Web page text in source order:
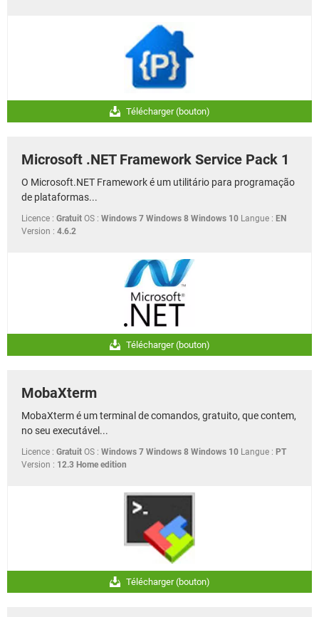
Télécharger (bouton)
Microsoft .NET Framework Service Pack 1
O Microsoft.NET Framework é um utilitário para programação
de plataformas...
Licence : Gratuit OS : Windows 7 Windows 8 Windows 10 Langue : EN
Version : 4.6.2
Télécharger (bouton)
MobaXterm
MobaXterm é um terminal de comandos, gratuito, que contem,
no seu executável...
Licence : Gratuit OS : Windows 7 Windows 8 Windows 10 Langue : PT
Version : 12.3 Home edition
Télécharger (bouton)